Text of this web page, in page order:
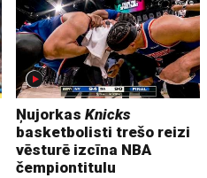
ŅujorkasKnicks
basketbolisti trešo reizi
vēsturē izcīna NBA
čempiontitulu